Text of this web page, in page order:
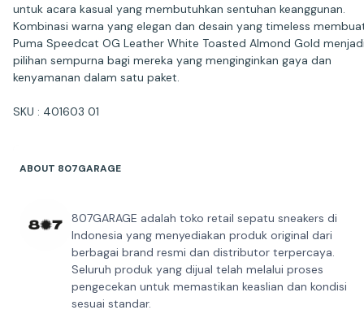
untuk acara kasual yang membutuhkan sentuhan keanggunan.
Kombinasi warna yang elegan dan desain yang timeless
Puma Speedcat OG Leather White Toasted Almond Gold
pilihan sempurna bagi mereka yang menginginkan gaya dan
kenyamanan dalam satu paket.
SKU : 401603 01
ABOUT 807GARAGE
807GARAGE adalah toko retail sepatu sneakers di
Indonesia yang menyediakan produk original dari
berbagai brand resmi dan distributor terpercaya.
Seluruh produk yang dijual telah melalui proses
pengecekan untuk memastikan keaslian dan kondisi
sesuai standar.